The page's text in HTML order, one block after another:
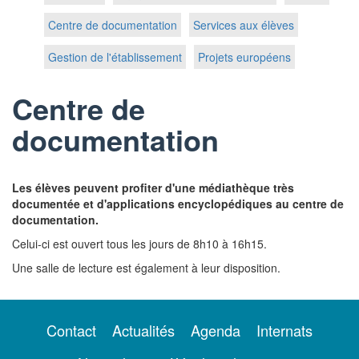
Centre de documentation
Services aux élèves
Gestion de l'établissement
Projets européens
Centre de
documentation
Les élèves peuvent profiter d'une médiathèque très
documentée et d'applications encyclopédiques au centre de
documentation.
Celui-ci est ouvert tous les jours de 8h10 à 16h15.
Une salle de lecture est également à leur disposition.
Contact Actualités Agenda
Internats